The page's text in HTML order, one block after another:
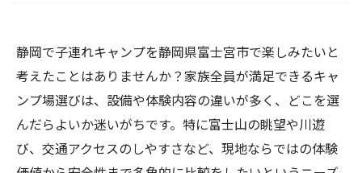
静岡で子連れキャンプを静岡県富士宮市で楽しみたいと
考えたことはありませんか？家族全員が満足できるキャ
ンプ場選びは、設備や体験内容の違いが多く、どこを選
んだらよいか迷いがちです。特に富士山の眺望や川遊
び、交通アクセスのしやすさなど、現地ならではの体験